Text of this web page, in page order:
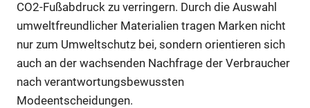
CO2-Fußabdruck zu verringern. Durch die Auswahl
umweltfreundlicher Materialien tragen Marken nicht
nur zum Umweltschutz bei, sondern orientieren sich
auch an der wachsenden Nachfrage der Verbraucher
nach verantwortungsbewussten
Modeentscheidungen.